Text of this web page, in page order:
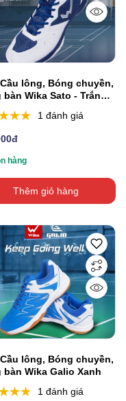
lông, Bóng chuyền,
bàn Wika Sato - Trắng
1 đánh giá
hàng
Thêm giỏ hàng
lông, Bóng chuyền,
bàn Wika Galio Xanh
1 đánh giá